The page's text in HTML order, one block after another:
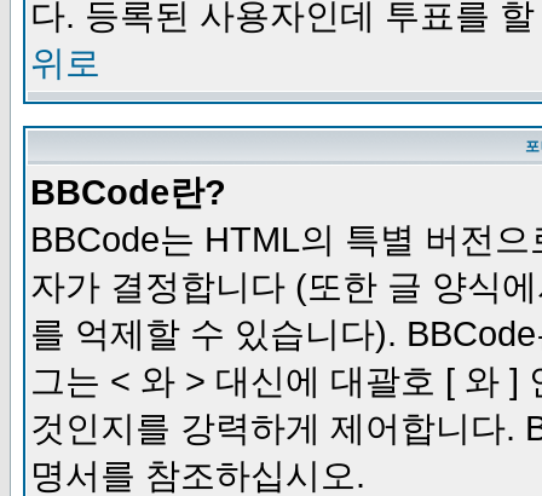
다. 등록된 사용자인데 투표를
위로
BBCode란?
BBCode는 HTML의 특별 버전
자가 결정합니다 (또한 글 양식
를 억제할 수 있습니다).
그는 < 와 > 대신에 대괄호 [ 와 ]
것인지를 강력하게 제어합니다.
명서를 참조하십시오.